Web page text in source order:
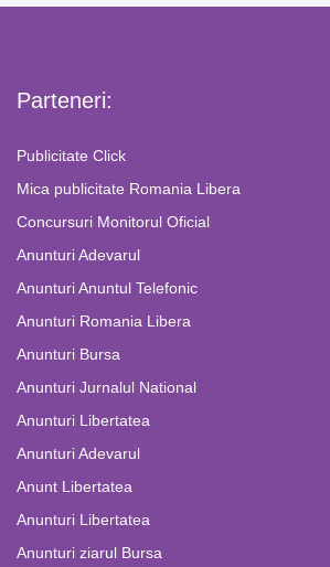
Parteneri:
Publicitate Click
Mica publicitate Romania Libera
Concursuri Monitorul Oficial
Anunturi Adevarul
Anunturi Anuntul Telefonic
Anunturi Romania Libera
Anunturi Bursa
Anunturi Jurnalul National
Anunturi Libertatea
Anunturi Adevarul
Anunt Libertatea
Anunturi Libertatea
Anunturi ziarul Bursa